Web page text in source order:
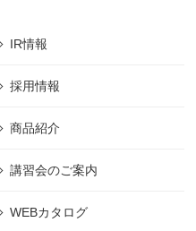
IR情報
採用情報
商品紹介
講習会のご案内
WEBカタログ